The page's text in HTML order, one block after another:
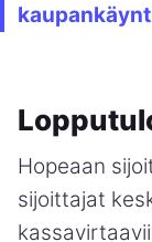
Hopeaan
sijoittajat